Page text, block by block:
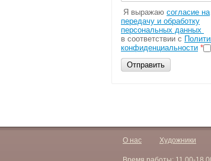
Я выражаю согласие на
передачу и обработку
персональных данных
в соответствии с
конфиденциальности *
Отправить
О нас Художники